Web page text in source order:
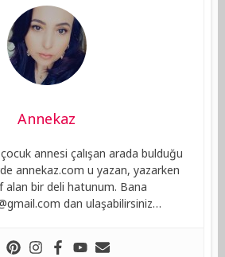
Annekaz
annesi çalışan arada bulduğu
annekaz.com u yazan, yazarken
alan bir deli hatunum. Bana
dan ulaşabilirsiniz…